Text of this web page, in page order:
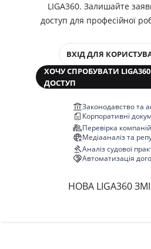
LIGA360. Залишайте
доступ для професійної
ВХІД ДЛЯ
ХОЧУ СПРОБУВАТИ
ДОСТУП
Законодавство та
Корпоративні
Перевірка
Медіааналіз та
Аналіз судової
Автоматизація
НОВА LIGA360